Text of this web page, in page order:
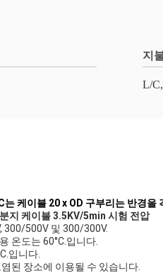
지
L/
케이블 20 x OD 구부리는 반경을
지 케이블 3.5KV/5min 시험 전압
300/500V 및 300/300V.
온도는 60°C.입니다.
입니다.
된 장소에 이용될 수 있습니다.